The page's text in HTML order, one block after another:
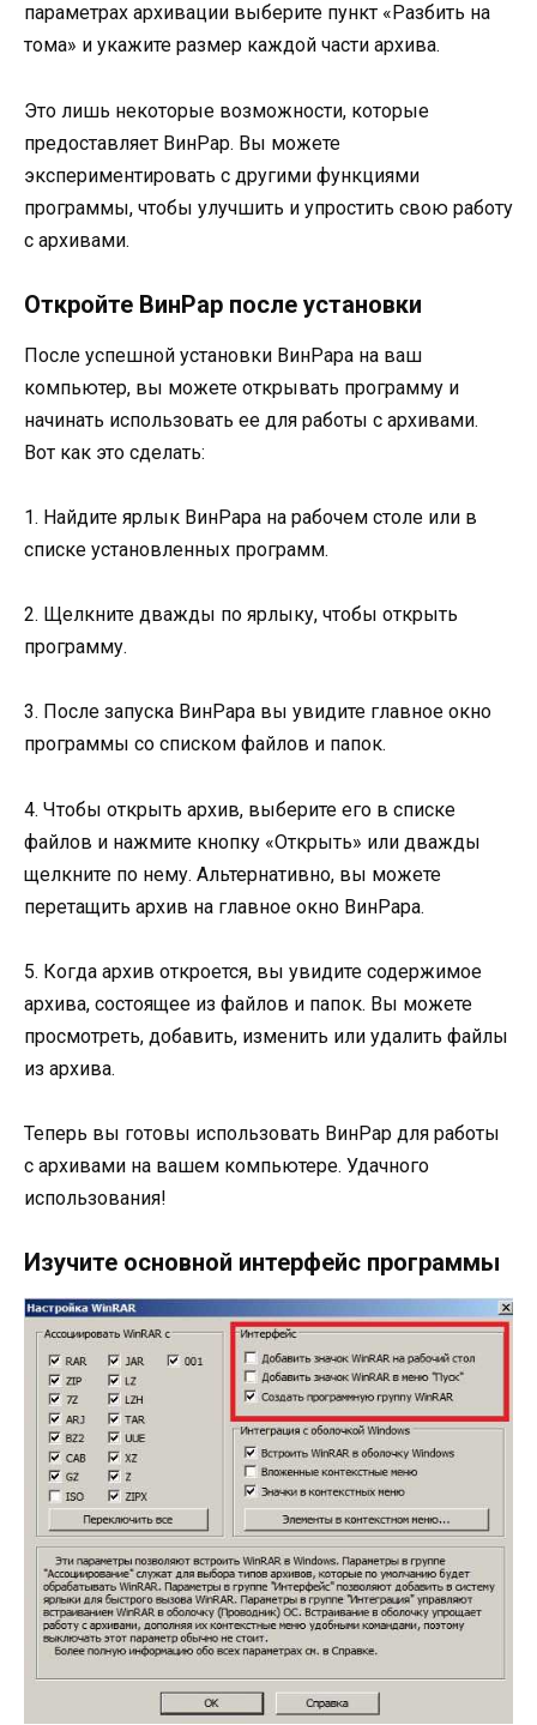
параметрах архивации выберите пункт «Разбить на
тома» и укажите размер каждой части архива.
Это лишь некоторые возможности, которые
предоставляет ВинРар. Вы можете
экспериментировать с другими функциями
программы, чтобы улучшить и упростить свою работу
с архивами.
Откройте ВинРар после установки
После успешной установки ВинРара на ваш
компьютер, вы можете открывать программу и
начинать использовать ее для работы с архивами.
Вот как это сделать:
1. Найдите ярлык ВинРара на рабочем столе или в
списке установленных программ.
2. Щелкните дважды по ярлыку, чтобы открыть
программу.
3. После запуска ВинРара вы увидите главное окно
программы со списком файлов и папок.
4. Чтобы открыть архив, выберите его в списке
файлов и нажмите кнопку «Открыть» или дважды
щелкните по нему. Альтернативно, вы можете
перетащить архив на главное окно ВинРара.
5. Когда архив откроется, вы увидите содержимое
архива, состоящее из файлов и папок. Вы можете
просмотреть, добавить, изменить или удалить файлы
из архива.
Теперь вы готовы использовать ВинРар для работы
с архивами на вашем компьютере. Удачного
использования!
Изучите основной интерфейс программы